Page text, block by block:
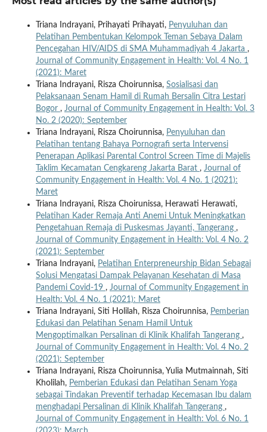
Triana Indrayani, Prihayati Prihayati, Penyuluhan dan
Pelatihan Pembentukan Kelompok Teman Sebaya Dalam
Pencegahan HIV/AIDS di SMA Muhammadiyah 4 Jakarta ,
Journal of Community Engagement in Health: Vol. 4 No. 1
(2021): Maret
Triana Indrayani, Risza Choirunnisa, Sosialisasi dan
Pelaksanaan Senam Hamil di Rumah Bersalin Citra Lestari
Bogor , Journal of Community Engagement in Health: Vol. 3
No. 2 (2020): September
Triana Indrayani, Risza Choirunnisa, Penyuluhan dan
Pelatihan tentang Bahaya Pornografi serta Intervensi
Penerapan Aplikasi Parental Control Screen Time di Majelis
Taklim Kecamatan Cengkareng Jakarta Barat , Journal of
Community Engagement in Health: Vol. 4 No. 1 (2021):
Maret
Triana Indrayani, Risza Choirunissa, Herawati Herawati,
Pelatihan Kader Remaja Anti Anemi Untuk Meningkatkan
Pengetahuan Remaja di Puskesmas Jayanti, Tangerang ,
Journal of Community Engagement in Health: Vol. 4 No. 2
(2021): September
Triana Indrayani, Pelatihan Enterpreneurship Bidan Sebagai
Solusi Mengatasi Dampak Pelayanan Kesehatan di Masa
Pandemi Covid-19 , Journal of Community Engagement in
Health: Vol. 4 No. 1 (2021): Maret
Triana Indrayani, Siti Holilah, Risza Choirunnisa, Pemberian
Edukasi dan Pelatihan Senam Hamil Untuk
Mengoptimalkan Persalinan di Klinik Khalifah Tangerang ,
Journal of Community Engagement in Health: Vol. 4 No. 2
(2021): September
Triana Indrayani, Risza Choirunnisa, Yulia Mutmainnah, Siti
Kholilah, Pemberian Edukasi dan Pelatihan Senam Yoga
sebagai Tindakan Preventif terhadap Kecemasan Ibu dalam
menghadapi Persalinan di Klinik Khalifah Tangerang ,
Journal of Community Engagement in Health: Vol. 6 No. 1